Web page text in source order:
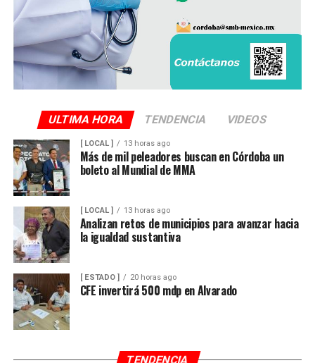
ULTIMA HORA TENDENCIA VIDEOS
[ LOCAL ] 13 horas ago
Más de mil peleadores buscan en Córdoba un
boleto al Mundial de MMA
[ LOCAL ] 13 horas ago
Analizan retos de municipios para avanzar hacia
la igualdad sustantiva
[ ESTADO ] 20 horas ago
CFE invertirá 500 mdp en Alvarado
TENDENCIA